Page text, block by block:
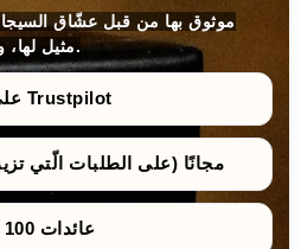
مثيل لها، واختيارات، وأسعار وضمانات.
4.9★ على تراستبايلوت Trustpilot
مجانًا (على الطلبات الّتي تزيد عن
عائدات 100 يوم - من غير مخاطر